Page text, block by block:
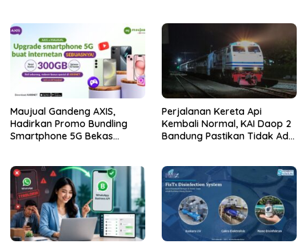
Maujual Gandeng AXIS,
Hadirkan Promo Bundling
Smartphone 5G Bekas
Perjalanan Kereta Api
Kembali Normal, KAI Daop 2
Bandung Pastikan Tidak Ada
Operasional Pasca Gempa
Pangandaran